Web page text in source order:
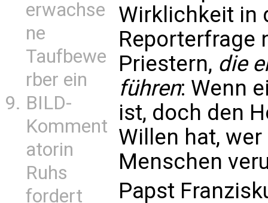
erwachse
ne
Taufbewe
rber ein
BILD-
Komment
atorin
Ruhs
fordert
Wirklichkeit in
Reporterfrage
Priestern, die
führen: Wenn
ist, doch den
Willen hat,
Menschen
Papst